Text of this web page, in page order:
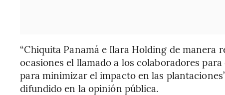
“Chiquita Panamá e Ilara Holding de manera
ocasiones el llamado a los colaboradores
para minimizar el impacto en las
difundido en la opinión pública.